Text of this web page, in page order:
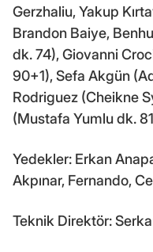
Gerzhaliu, Yakup
Brandon Baiye,
dk. 74), Giovanni
90+1), Sefa Akgün
Rodriguez (Cheikne
(Mustafa Yumlu dk.
Yedekler: Erkan
Akpınar, Fernando,
Teknik Direktör: